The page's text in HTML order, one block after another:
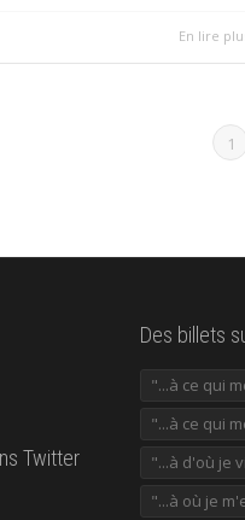
En lire
1
Twitter
Des billets
"...à ce qui
"...à ce qui
"...à d'où je
"...à où je